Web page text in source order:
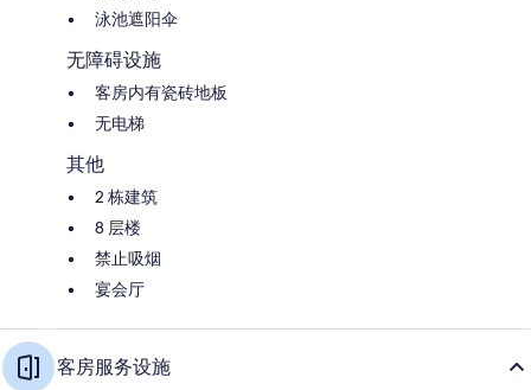
泳池遮阳伞
无障碍设施
客房内有瓷砖地板
无电梯
其他
2 栋建筑
8 层楼
禁止吸烟
宴会厅
客房服务设施